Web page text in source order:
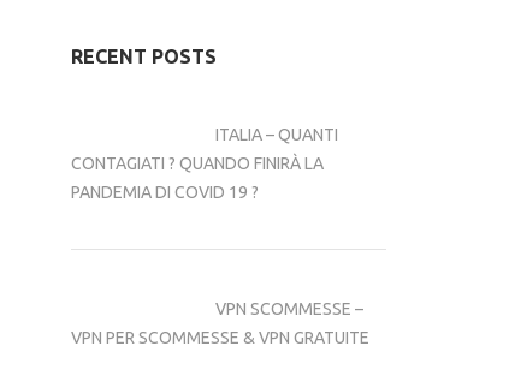
RECENT POSTS
ITALIA – QUANTI
CONTAGIATI ? QUANDO FINIRÀ LA
PANDEMIA DI COVID 19 ?
VPN SCOMMESSE –
VPN PER SCOMMESSE & VPN GRATUITE